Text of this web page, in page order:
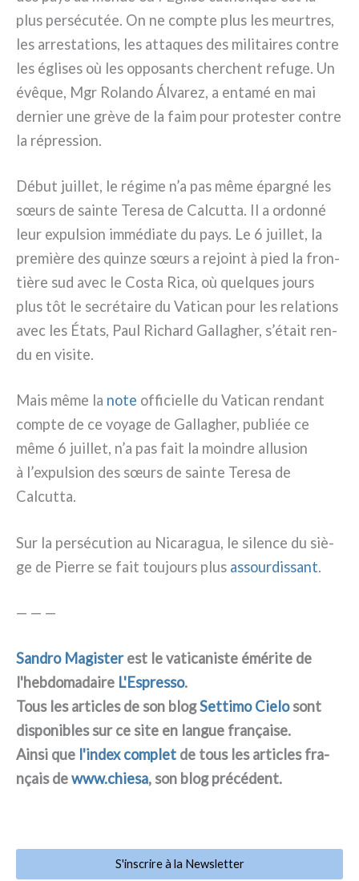
plus per­sé­cu­tée. On ne comp­te plus les meur­tres,
les arre­sta­tions, les atta­ques des mili­tai­res con­tre
les égli­ses où les oppo­san­ts cher­chent refu­ge. Un
évê­que, Mgr Rolando Álvarez, a enta­mé en mai
der­nier une grè­ve de la faim pour pro­te­ster con­tre
la répres­sion.
Début juil­let, le régi­me n’a pas même épar­gné les
sœurs de sain­te Teresa de Calcutta. Il a ordon­né
leur expul­sion immé­dia­te du pays. Le 6 juil­let, la
pre­miè­re des quin­ze sœurs a rejoint à pied la fron­
tiè­re sud avec le Costa Rica, où quel­ques jours
plus tôt le secré­tai­re du Vatican pour les rela­tions
avec les États, Paul Richard Gallagher, s’était ren­
du en visi­te.
Mais même la note offi­ciel­le du Vatican ren­dant
comp­te de ce voya­ge de Gallagher, publiée ce
même 6 juil­let, n’a pas fait la moin­dre allu­sion
à l’expulsion des sœurs de sain­te Teresa de
Calcutta.
Sur la per­sé­cu­tion au Nicaragua, le silen­ce du siè­
ge de Pierre se fait tou­jours plus assour­dis­sant.
— — —
Sandro Magisterest le vati­ca­ni­ste émé­ri­te de
l'hebdomadaire L'Espresso.
Tous les arti­cles de son blogSettimo Cielosont
dispo­ni­bles sur ce site en lan­gue fra­nçai­se.
Ainsi que l'index com­plet de tous les arti­cles fra­
nçais dewww.chiesa, son blog pré­cé­dent.
S'inscrire à la Newsletter